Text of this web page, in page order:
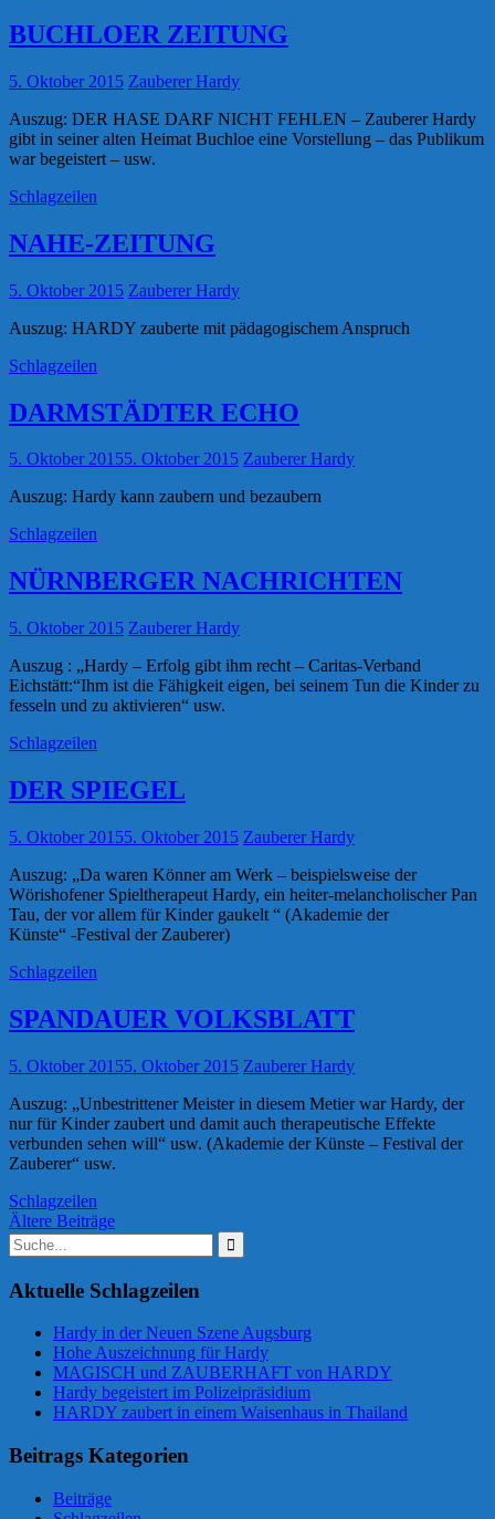
BUCHLOER ZEITUNG
5. Oktober 2015 Zauberer Hardy
Auszug: DER HASE DARF NICHT FEHLEN – Zauberer Hardy
gibt in seiner alten Heimat Buchloe eine Vorstellung – das Publikum
war begeistert – usw.
Schlagzeilen
NAHE-ZEITUNG
5. Oktober 2015 Zauberer Hardy
Auszug: HARDY zauberte mit pädagogischem Anspruch
Schlagzeilen
DARMSTÄDTER ECHO
5. Oktober 20155. Oktober 2015 Zauberer Hardy
Auszug: Hardy kann zaubern und bezaubern
Schlagzeilen
NÜRNBERGER NACHRICHTEN
5. Oktober 2015 Zauberer Hardy
Auszug : „Hardy – Erfolg gibt ihm recht – Caritas-Verband
Eichstätt:“Ihm ist die Fähigkeit eigen, bei seinem Tun die Kinder zu
fesseln und zu aktivieren“ usw.
Schlagzeilen
DER SPIEGEL
5. Oktober 20155. Oktober 2015 Zauberer Hardy
Auszug: „Da waren Könner am Werk – beispielsweise der
Wörishofener Spieltherapeut Hardy, ein heiter-melancholischer Pan
Tau, der vor allem für Kinder gaukelt “ (Akademie der
Künste“ -Festival der Zauberer)
Schlagzeilen
SPANDAUER VOLKSBLATT
5. Oktober 20155. Oktober 2015 Zauberer Hardy
Auszug: „Unbestrittener Meister in diesem Metier war Hardy, der
nur für Kinder zaubert und damit auch therapeutische Effekte
verbunden sehen will“ usw. (Akademie der Künste – Festival der
Zauberer“ usw.
Schlagzeilen
Beitragsnavigation
Ältere Beiträge
Suchen
nach:
Aktuelle Schlagzeilen
Hardy in der Neuen Szene Augsburg
Hohe Auszeichnung für Hardy
MAGISCH und ZAUBERHAFT von HARDY
Hardy begeistert im Polizeipräsidium
HARDY zaubert in einem Waisenhaus in Thailand
Beitrags Kategorien
Beiträge